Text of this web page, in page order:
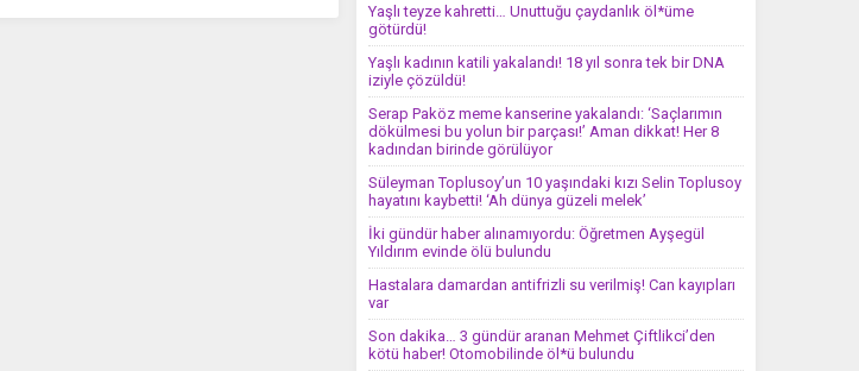
Yaşlı teyze kahretti… Unuttuğu çaydanlık öl*üme
götürdü!
Yaşlı kadının katili yakalandı! 18 yıl sonra tek bir DNA
iziyle çözüldü!
Serap Paköz meme kanserine yakalandı: ‘Saçlarımın
dökülmesi bu yolun bir parçası!’ Aman dikkat! Her 8
kadından birinde görülüyor
Süleyman Toplusoy’un 10 yaşındaki kızı Selin Toplusoy
hayatını kaybetti! ‘Ah dünya güzeli melek’
İki gündür haber alınamıyordu: Öğretmen Ayşegül
Yıldırım evinde ölü bulundu
Hastalara damardan antifrizli su verilmiş! Can kayıpları
var
Son dakika… 3 gündür aranan Mehmet Çiftlikci’den
kötü haber! Otomobilinde öl*ü bulundu